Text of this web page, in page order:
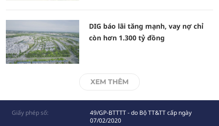
DIG báo lãi tăng mạnh, vay nợ chỉ
còn hơn 1.300 tỷ đồng
XEM THÊM
Giấy phép số:
49/GP-BTTTT - do Bộ TT&TT cấp ngày
07/02/2020